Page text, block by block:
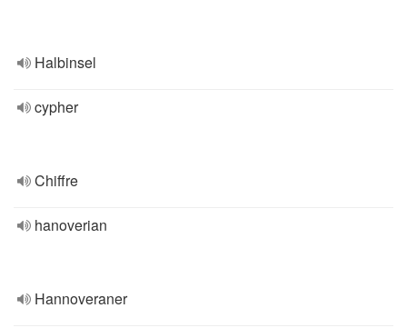
Halbinsel
cypher
Chiffre
hanoverian
Hannoveraner